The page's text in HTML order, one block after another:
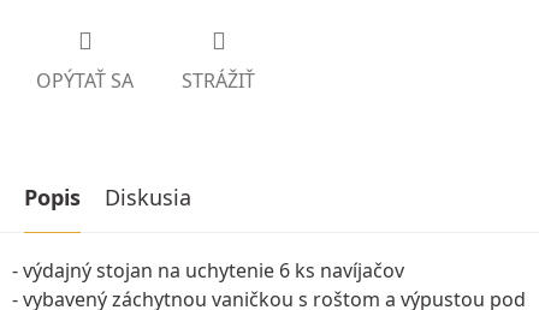
OPÝTAŤ SA STRÁŽIŤ
Popis Diskusia
- výdajný stojan na uchytenie 6 ks navíjačov
- vybavený záchytnou vaničkou s roštom a výpustou pod